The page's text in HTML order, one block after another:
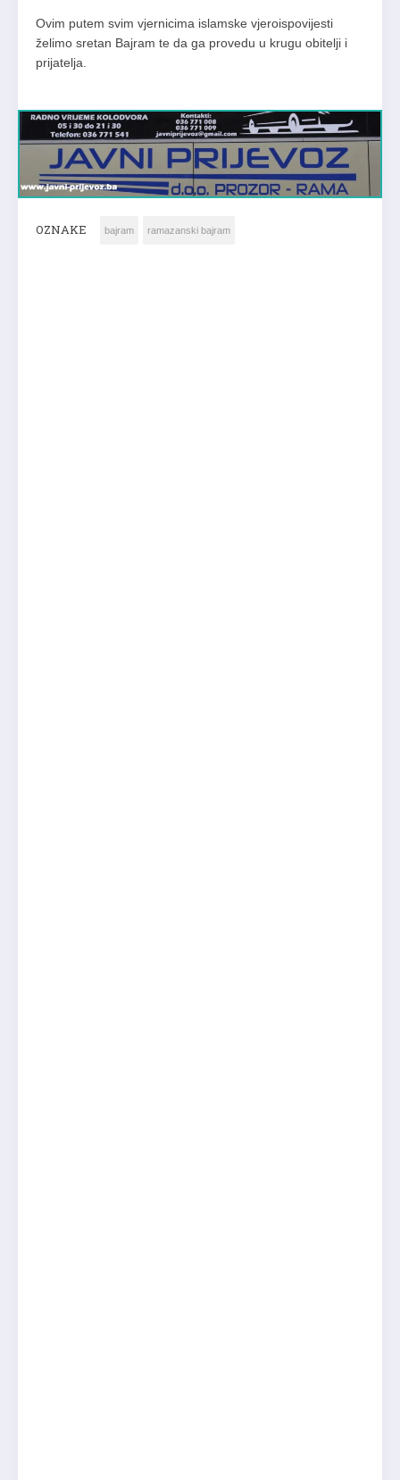
Ovim putem svim vjernicima islamske vjeroispovijesti
želimo sretan Bajram te da ga provedu u krugu obitelji i
prijatelja.
OZNAKE bajram ramazanski bajram